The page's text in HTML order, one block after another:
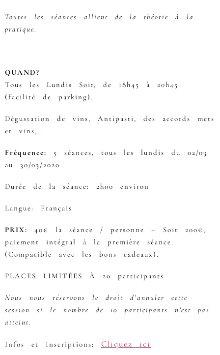
Toutes les séances allient de la théorie à la
pratique.
QUAND?
Tous les Lundis Soir, de 18h45 à 20h45
(facilité de parking).
Dégustation de vins, Antipasti, des accords mets
et vins,…
Fréquence:
5 séances, tous les lundis du 02/03
au 30/03/2020
Durée de la séance: 2h00 environ
Langue: Français
PRIX:
40€ la séance / personne – Soit 200€,
paiement intégral à la première séance.
(Compatible avec les bons cadeaux).
PLACES LIMITÉES À 20 participants
Nous nous réservons le droit d’annuler cette
session si le nombre de 10 participants n’est pas
atteint.
Infos et Inscriptions: Cliquez ici